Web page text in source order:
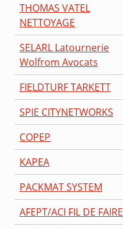
THOMAS VATEL
NETTOYAGE
SELARL Latournerie
Wolfrom Avocats
FIELDTURF TARKETT
SPIE CITYNETWORKS
COPEP
KAPEA
PACKMAT SYSTEM
AFEPT/ACI FIL DE FAIRE